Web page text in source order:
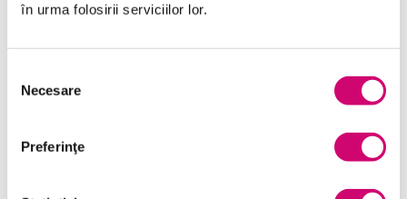
în urma folosirii serviciilor lor.
consimțământului
Necesare
Preferinţe
Comunicare
Dezvoltare personală și profesională
Finanțe
Marketing